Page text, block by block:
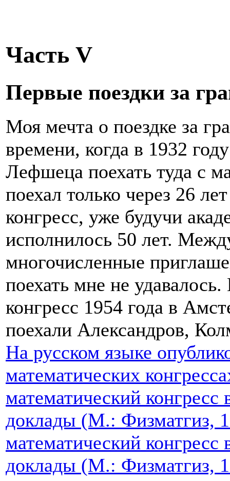
Часть V
Первые поездки за
Моя мечта о поездке за
времени, когда в 1932
Лефшеца поехать туда с
поехал только через 26
конгресс, уже будучи
исполнилось 50 лет.
многочисленные
поехать мне не
конгресс 1954 года в
поехали Александров,
На русском языке
математических
математический
доклады (М.: Физматгиз,
математический
доклады (М.: Физматгиз,